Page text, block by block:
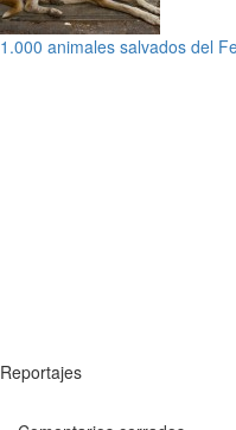
1.000 animales salvados del
Reportajes